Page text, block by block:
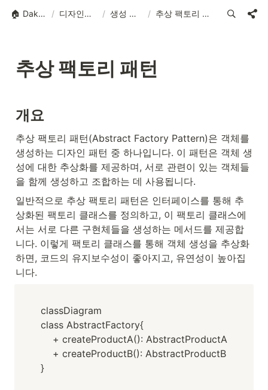
🏠 Dak.so / 디자인패턴 / 생성 패턴 / 추상 팩토리 패턴
추상 팩토리 패턴
개요
추상 팩토리 패턴(Abstract Factory Pattern)은 객체를
생성하는 디자인 패턴 중 하나입니다. 이 패턴은 객체 생
성에 대한 추상화를 제공하며, 서로 관련이 있는 객체들
을 함께 생성하고 조합하는 데 사용됩니다.
일반적으로 추상 팩토리 패턴은 인터페이스를 통해 추
상화된 팩토리 클래스를 정의하고, 이 팩토리 클래스에
서는 서로 다른 구현체들을 생성하는 메서드를 제공합
니다. 이렇게 팩토리 클래스를 통해 객체 생성을 추상화
하면, 코드의 유지보수성이 좋아지고, 유연성이 높아집
니다.
classDiagram
class AbstractFactory{
    + createProductA(): AbstractProductA
    + createProductB(): AbstractProductB
}